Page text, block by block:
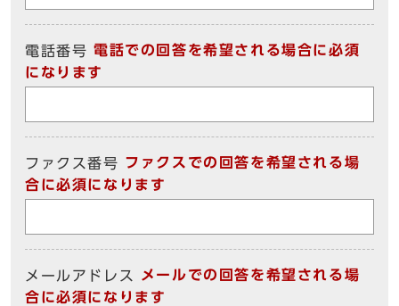
電話番号 電話での回答を希望される場合に必須
になります
ファクス番号 ファクスでの回答を希望される場
合に必須になります
メールアドレス
メールでの回答を希望される場
合に必須になります